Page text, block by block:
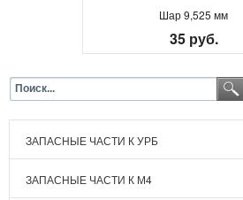
Шар 9,525 мм
35 руб.
ЗАПАСНЫЕ ЧАСТИ К УРБ
ЗАПАСНЫЕ ЧАСТИ К М4